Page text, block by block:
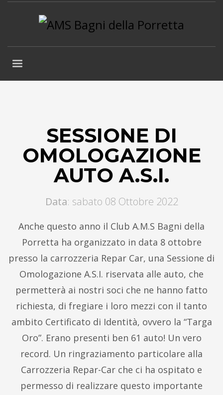
SESSIONE DI
OMOLOGAZIONE
AUTO A.S.I.
Data: sabato 08 Ottobre 2022
Anche questo anno il Club A.M.S Bagni della
Porretta ha organizzato in data 8 ottobre
presso la carrozzeria Repar Car, una Sessione di
Omologazione A.S.I. riservata alle auto, che
permetterà ai nostri soci che ne hanno fatto
richiesta, di fregiare i loro mezzi con il tanto
ambito Certificato di Identità, ovvero la “Targa
Oro”. Erano presenti ben 61 auto! Un vero
record. Un ringraziamento particolare alla
Carrozzeria Repar-Car che ci ha ospitato e
permesso di realizzare questo importante